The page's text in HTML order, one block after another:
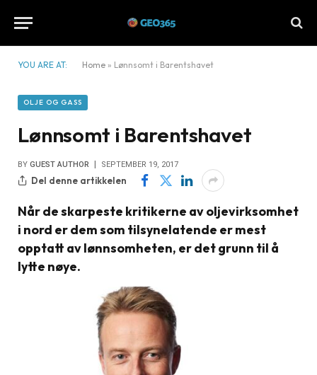
YOU ARE AT: Home » Lønnsomt i Barentshavet
OLJE OG GASS
Lønnsomt i Barentshavet
BY GUEST AUTHOR SEPTEMBER 19, 2017
Del denne artikkelen
Når de skarpeste kritikerne av oljevirksomhet
i nord er dem som tilsynelatende er mest
opptatt av lønnsomheten, er det grunn til å
lytte nøye.